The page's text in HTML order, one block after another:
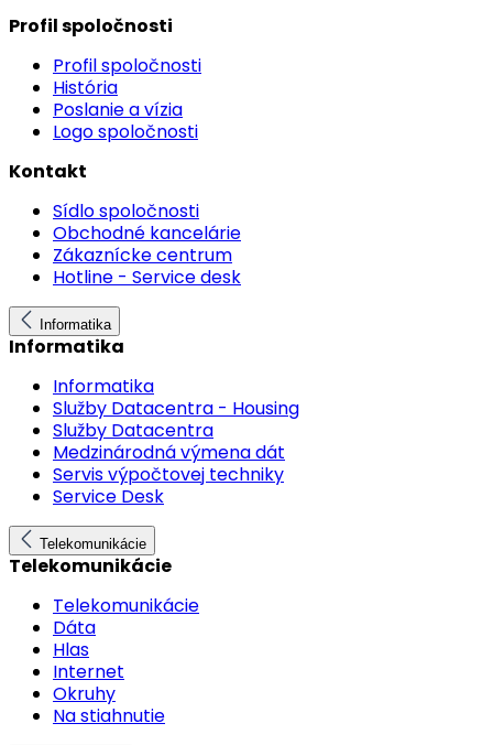
Profil spoločnosti
Profil spoločnosti
História
Poslanie a vízia
Logo spoločnosti
Kontakt
Sídlo spoločnosti
Obchodné kancelárie
Zákaznícke centrum
Hotline - Service desk
Informatika
Informatika
Informatika
Služby Datacentra - Housing
Služby Datacentra
Medzinárodná výmena dát
Servis výpočtovej techniky
Service Desk
Telekomunikácie
Telekomunikácie
Telekomunikácie
Dáta
Hlas
Internet
Okruhy
Na stiahnutie